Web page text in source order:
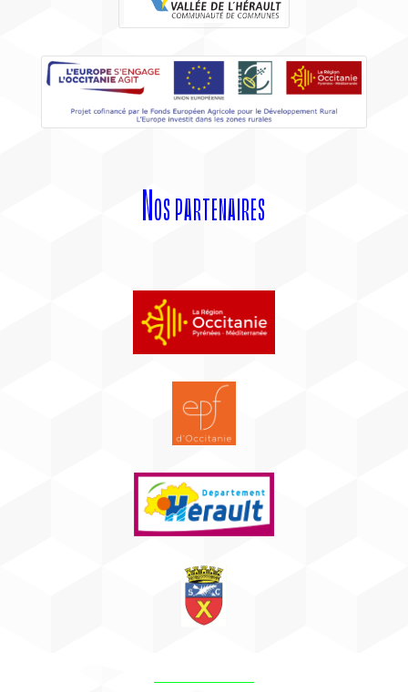
Nos partenaires